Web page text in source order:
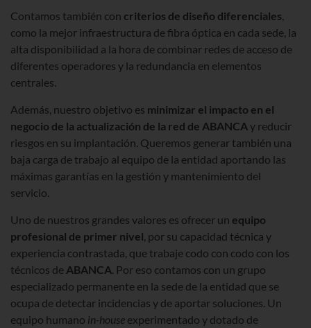
Contamos también con criterios de diseño diferenciales,
como la mejor infraestructura de fibra óptica en cada sede, la
alta disponibilidad a la hora de combinar redes de acceso de
diferentes operadores y la redundancia en elementos
centrales.
Además, nuestro objetivo es minimizar el impacto en el
negocio de la actualización de la red de ABANCAy reducir
riesgos en su implantación. Queremos generar también una
baja carga de trabajo al equipo de la entidad aportando las
máximas garantías en la gestión y mantenimiento del
servicio.
Uno de nuestros grandes valores es ofrecer un equipo
profesional de primer nivel, por su capacidad técnica y
experiencia contrastada, que trabaje codo con codo con los
técnicos de ABANCA. Por eso contamos con un grupo
especializado permanente en la sede de la entidad que se
ocupa de detectar incidencias y de aportar soluciones. Un
equipo humano in-house experimentado y dotado de